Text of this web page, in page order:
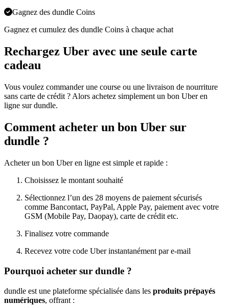
Gagnez des dundle Coins
Gagnez et cumulez des dundle Coins à chaque achat
Rechargez Uber avec une seule carte
cadeau
Vous voulez commander une course ou une livraison de nourriture
sans carte de crédit ? Alors achetez simplement un bon Uber en
ligne sur dundle.
Comment acheter un bon Uber sur
dundle ?
Acheter un bon Uber en ligne est simple et rapide :
Choisissez le montant souhaité
Sélectionnez l’un des 28 moyens de paiement sécurisés
comme Bancontact, PayPal, Apple Pay, paiement avec votre
GSM (Mobile Pay, Daopay), carte de crédit etc.
Finalisez votre commande
Recevez votre code Uber instantanément par e-mail
Pourquoi acheter sur dundle ?
dundle est une plateforme spécialisée dans les produits prépayés
numériques, offrant :